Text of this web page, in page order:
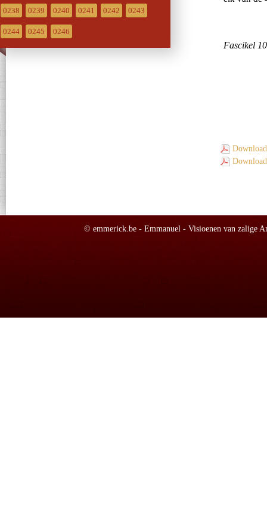
0238 0239 0240 0241 0242 0243
0244 0245 0246
© emmerick.be - Emmanuel - Visioenen van zalige